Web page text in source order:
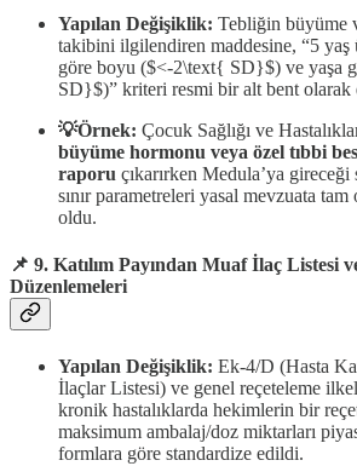
Yapılan Değişiklik: Tebliğin büyüme
takibini ilgilendiren maddesine, “5 yaş
göre boyu ($<-2\text{ SD}$) ve yaşa
SD}$)” kriteri resmi bir alt bent olarak
💡Örnek: Çocuk Sağlığı ve
büyüme hormonu veya özel tıbbi
raporu çıkarırken Medula’ya
sınır parametreleri yasal mevzuata
oldu.
📌 9. Katılım Payından Muaf İlaç Listesi
Düzenlemeleri
Yapılan Değişiklik: Ek-4/D (Hasta
İlaçlar Listesi) ve genel reçeteleme
kronik hastalıklarda hekimlerin bir
maksimum ambalaj/doz miktarları
formlara göre standardize edildi.